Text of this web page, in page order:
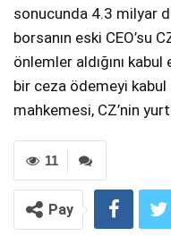
sonucunda 4.3 milyar
borsanın eski CEO’su
önlemler aldığını
bir ceza ödemeyi
mahkemesi, CZ’nin
11
Pay